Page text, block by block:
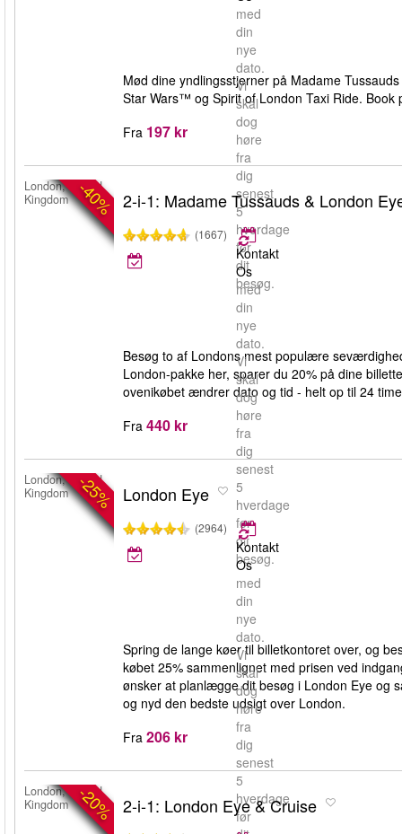
med
din
nye
dato.
Vi
skal
dog
høre
fra
dig
senest
5
hverdage
før
dit
besøg.
Mød dine yndlingsstjerner på Madame
Star Wars™ og Spirit of London Taxi Ride. Book
Fra 197 kr
-40%
London, United
Kingdom
2-i-1: Madame Tussauds & London
(1667)
Kontakt
Os
med
din
nye
dato.
Vi
skal
dog
høre
fra
dig
senest
5
hverdage
før
dit
besøg.
Besøg to af Londons mest populære
London-pakke her, sparer du 20% på dine
ovenikøbet ændrer dato og tid - helt op til 24
Fra 440 kr
-25%
London, United
Kingdom
London Eye
(2964)
Kontakt
Os
med
din
nye
dato.
Vi
skal
dog
høre
fra
dig
senest
5
hverdage
før
Spring de lange køer til billetkontoret over, og
købet 25% sammenlignet med prisen ved
ønsker at planlægge dit besøg i London Eye og
og nyd den bedste udsigt over London.
Fra 206 kr
-20%
London, United
Kingdom
2-i-1: London Eye & Cruise